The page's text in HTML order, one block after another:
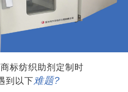
标纺织助剂定制时
到以下难题?